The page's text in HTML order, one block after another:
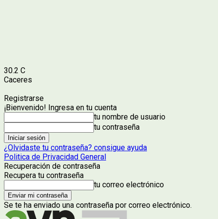
30.2 C
Caceres
Registrarse
¡Bienvenido! Ingresa en tu cuenta
tu nombre de usuario
tu contraseña
¿Olvidaste tu contraseña? consigue ayuda
Politica de Privacidad General
Recuperación de contraseña
Recupera tu contraseña
tu correo electrónico
Se te ha enviado una contraseña por correo electrónico.